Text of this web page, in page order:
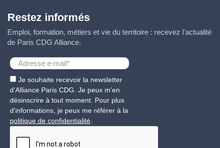
Restez informés
Emploi, formation, métiers et vie du territoire : recevez l'actualité
de Paris CDG Alliance.
Je souhaite recevoir la newsletter
d’Alliance Paris CDG. Je peux m'en
désinscrire à tout moment. Pour plus
d'informations, je peux me référer à la
politique de confidentialité